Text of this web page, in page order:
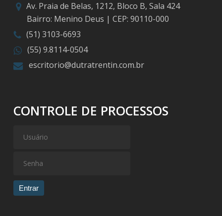
Av. Praia de Belas, 1212, Bloco B, Sala 424
Bairro: Menino Deus | CEP: 90110-000
(51) 3103-6693
(55) 9.8114-0504
escritorio@dutratrentin.com.br
CONTROLE DE PROCESSOS
Entrar